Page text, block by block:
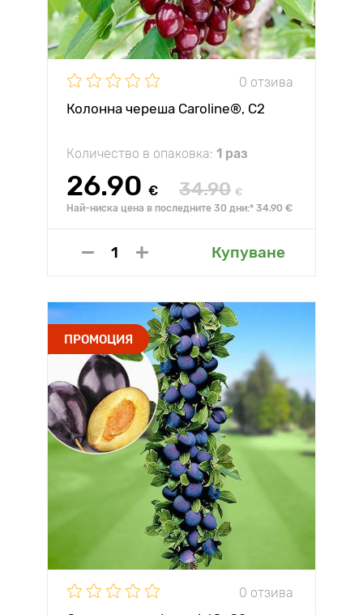
0 отзива
Колонна череша Caroline®, C2
Количество в опаковка: 1 раз
26.90 € 34.90 €
Най-ниска цена в последните 30 дни:* 34.90 €
Купуване
ПРОМОЦИЯ
0 отзива